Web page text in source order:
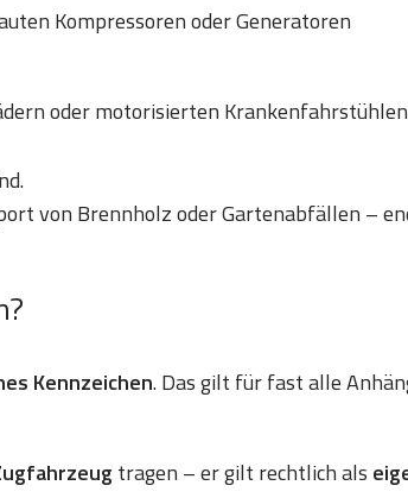
Kompressoren oder Generatoren
oder motorisierten Krankenfahrstühlen
von Brennholz oder Gartenabfällen –
Kennzeichen. Das gilt für fast alle
tragen – er gilt rechtlich als